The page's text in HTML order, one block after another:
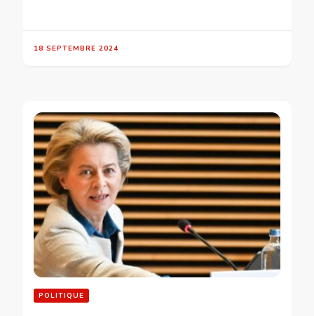
18 SEPTEMBRE 2024
POLITIQUE